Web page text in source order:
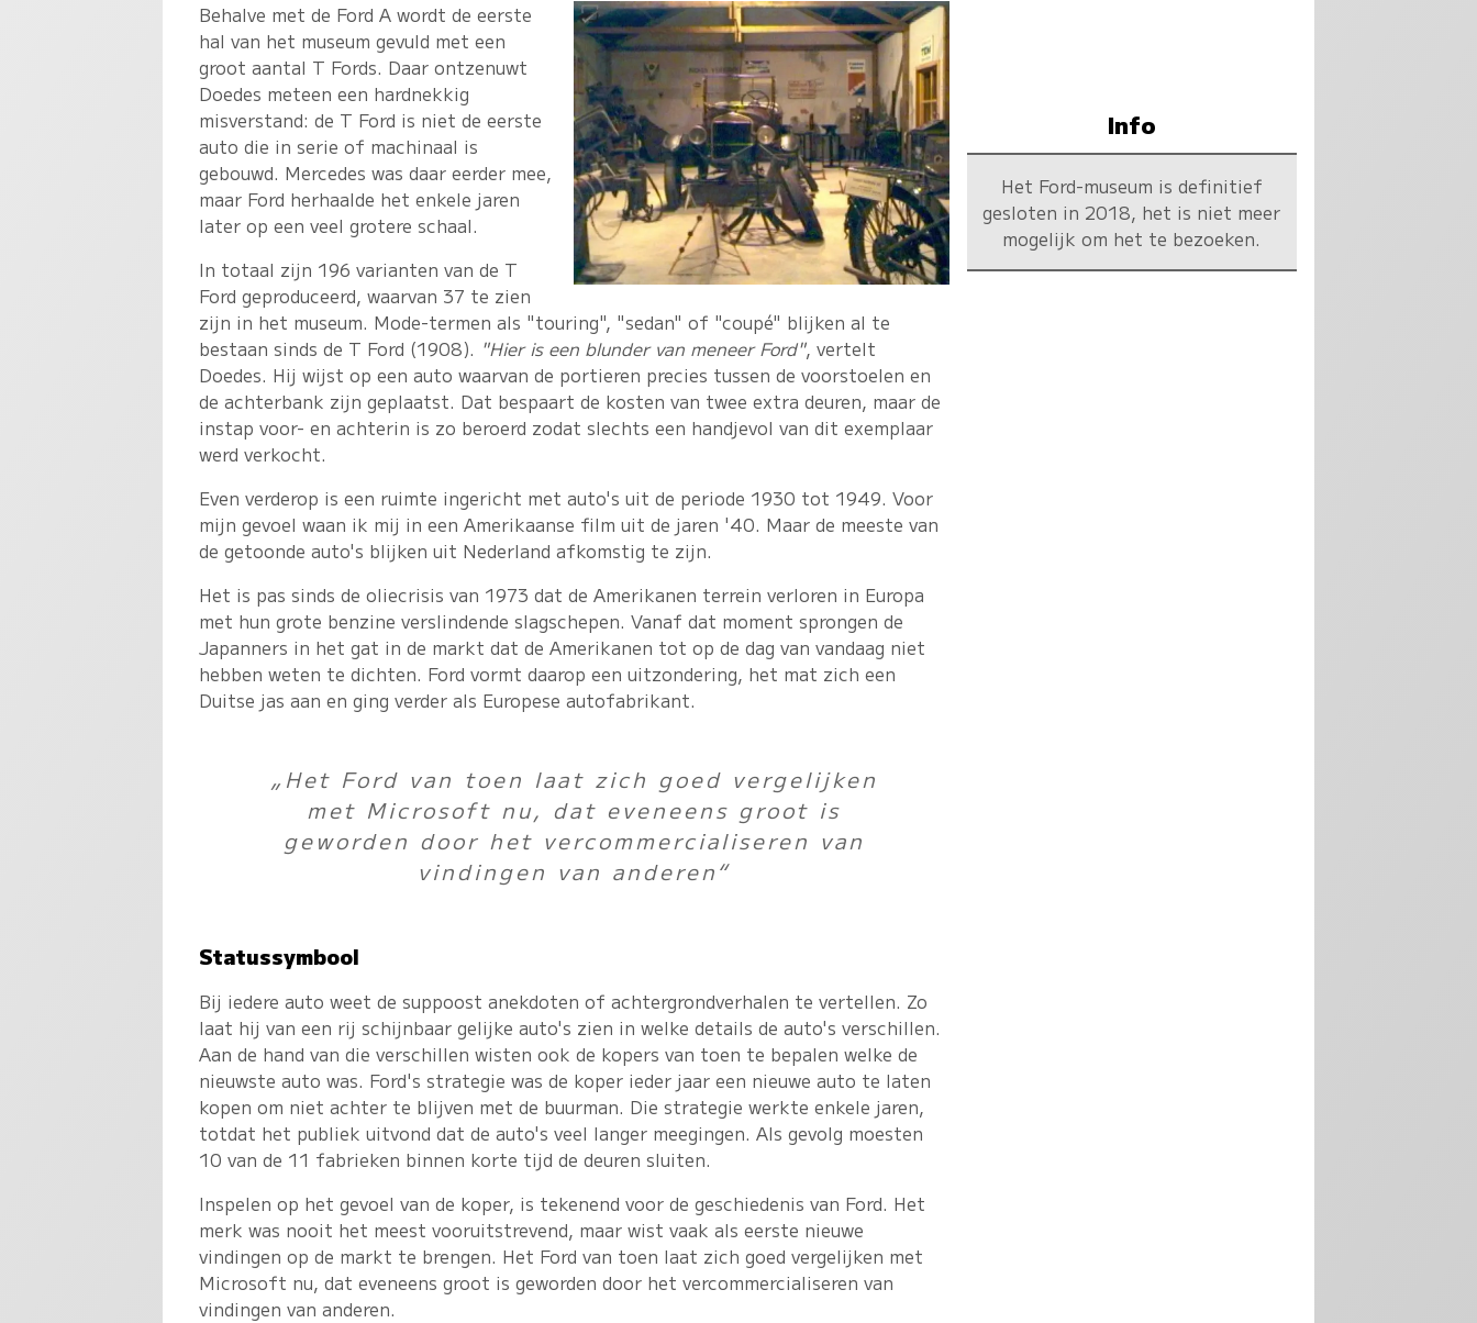
Behalve met de Ford A wordt de eerste
hal van het museum gevuld met een
groot aantal T Fords. Daar ontzenuwt
Doedes meteen een hardnekkig
misverstand: de T Ford is niet de eerste
auto die in serie of machinaal is
gebouwd. Mercedes was daar eerder mee,
maar Ford herhaalde het enkele jaren
later op een veel grotere schaal.
In totaal zijn 196 varianten van de T
Ford geproduceerd, waarvan 37 te zien
zijn in het museum. Mode-termen als "touring", "sedan" of "coupé" blijken al te
bestaan sinds de T Ford (1908). "Hier is een blunder van meneer Ford", vertelt
Doedes. Hij wijst op een auto waarvan de portieren precies tussen de voorstoelen en
de achterbank zijn geplaatst. Dat bespaart de kosten van twee extra deuren, maar de
instap voor- en achterin is zo beroerd zodat slechts een handjevol van dit exemplaar
werd verkocht.
Even verderop is een ruimte ingericht met auto's uit de periode 1930 tot 1949. Voor
mijn gevoel waan ik mij in een Amerikaanse film uit de jaren '40. Maar de meeste van
de getoonde auto's blijken uit Nederland afkomstig te zijn.
Het is pas sinds de oliecrisis van 1973 dat de Amerikanen terrein verloren in Europa
met hun grote benzine verslindende slagschepen. Vanaf dat moment sprongen de
Japanners in het gat in de markt dat de Amerikanen tot op de dag van vandaag niet
hebben weten te dichten. Ford vormt daarop een uitzondering, het mat zich een
Duitse jas aan en ging verder als Europese autofabrikant.
„Het Ford van toen laat zich goed vergelijken
met Microsoft nu, dat eveneens groot is
geworden door het vercommercialiseren van
vindingen van anderen“
Statussymbool
Bij iedere auto weet de suppoost anekdoten of achtergrondverhalen te vertellen. Zo
laat hij van een rij schijnbaar gelijke auto's zien in welke details de auto's verschillen.
Aan de hand van die verschillen wisten ook de kopers van toen te bepalen welke de
nieuwste auto was. Ford's strategie was de koper ieder jaar een nieuwe auto te laten
kopen om niet achter te blijven met de buurman. Die strategie werkte enkele jaren,
totdat het publiek uitvond dat de auto's veel langer meegingen. Als gevolg moesten
10 van de 11 fabrieken binnen korte tijd de deuren sluiten.
Inspelen op het gevoel van de koper, is tekenend voor de geschiedenis van Ford. Het
merk was nooit het meest vooruitstrevend, maar wist vaak als eerste nieuwe
vindingen op de markt te brengen. Het Ford van toen laat zich goed vergelijken met
Microsoft nu, dat eveneens groot is geworden door het vercommercialiseren van
vindingen van anderen.
Info
Het Ford-museum is definitief
gesloten in 2018, het is niet meer
mogelijk om het te bezoeken.